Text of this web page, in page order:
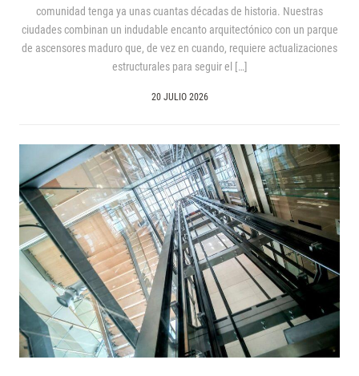
comunidad tenga ya unas cuantas décadas de historia. Nuestras
ciudades combinan un indudable encanto arquitectónico con un parque
de ascensores maduro que, de vez en cuando, requiere actualizaciones
estructurales para seguir el […]
20 JULIO 2026